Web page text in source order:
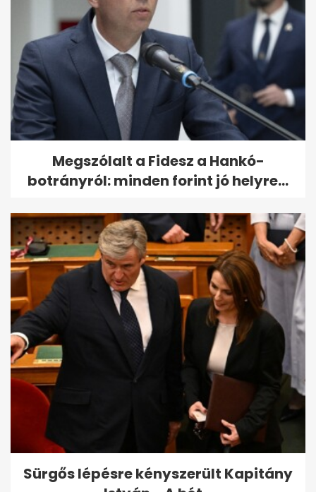
Megszólalt a Fidesz a Hankó-
botrányról: minden forint jó helyre...
Sürgős lépésre kényszerült Kapitány